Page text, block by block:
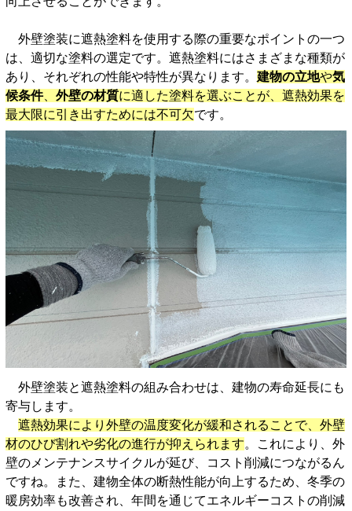
外壁塗装に遮熱塗料を使用する際の重要なポイントの一つ
は、適切な塗料の選定です。遮熱塗料にはさまざまな種類が
あり、それぞれの性能や特性が異なります。 建物の立地や気
候条件、 外壁の材質に適した塗料を選ぶことが、遮熱効果を
最大限に引き出すためには不可欠です。
外壁塗装と遮熱塗料の組み合わせは、建物の寿命延長にも
寄与します。
遮熱効果により外壁の温度変化が緩和されることで、外壁
材のひび割れや劣化の進行が抑えられます。これにより、外
壁のメンテナンスサイクルが延び、コスト削減につながるん
ですね。また、建物全体の断熱性能が向上するため、冬季の
暖房効率も改善され、年間を通じてエネルギーコストの削減